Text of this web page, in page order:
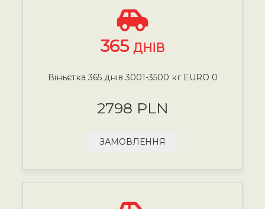
365 ДНІВ
Віньєтка 365 днів 3001-3500 кг EURO 0
2798 PLN
ЗАМОВЛЕННЯ